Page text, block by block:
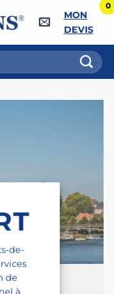
MON
DEVIS
0
de-
de
à